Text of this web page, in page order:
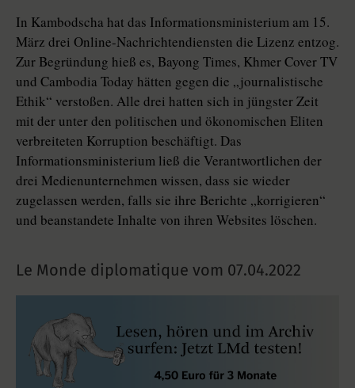
In Kambodscha hat das Informationsministerium am 15.
März drei Online-Nachrichtendiensten die Lizenz entzog.
Zur Begründung hieß es, Bayong Times, Khmer Cover TV
und Cambodia Today hätten gegen die „journalistische
Ethik“ verstoßen. Alle drei hatten sich in jüngster Zeit
mit der unter den politischen und ökonomischen Eliten
verbreiteten Korruption beschäftigt. Das
Informationsministerium ließ die Verantwortlichen der
drei Medienunternehmen wissen, dass sie wieder
zugelassen werden, falls sie ihre Berichte „korrigieren“
und beanstandete Inhalte von ihren Websites löschen.
Le Monde diplomatique vom 07.04.2022